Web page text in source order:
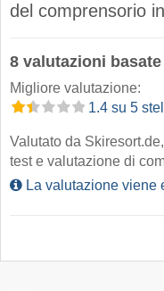
del comprensorio
8 valutazioni
Migliore valutazione:
1.4 su 5
Valutato da
test e valutazione di
La valutazione viene